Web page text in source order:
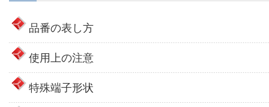
品番の表し方
使用上の注意
特殊端子形状